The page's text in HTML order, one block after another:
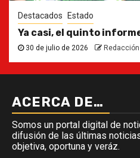
Destacados Estado
Ya casi, el quinto
30 de julio de 2026 Redacción
ACERCA DE…
Somos un portal digital de
difusión de las últimas
objetiva, oportuna y veráz.